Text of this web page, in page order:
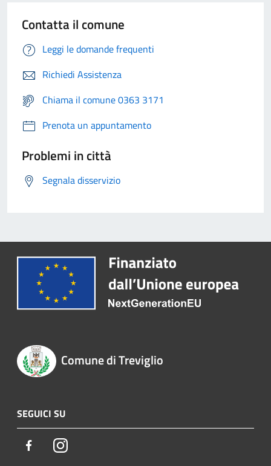
Contatta il comune
Leggi le domande frequenti
Richiedi Assistenza
Chiama il comune 0363 3171
Prenota un appuntamento
Problemi in città
Segnala disservizio
Comune di Treviglio
SEGUICI SU
FacebookInstagram